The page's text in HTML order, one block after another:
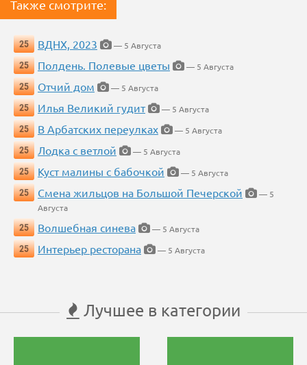
Также смотрите:
25 ВДНХ, 2023
— 5 Августа
25
Полдень. Полевые цветы
— 5 Августа
25
Отчий дом
— 5 Августа
25
Илья Великий гудит
— 5 Августа
25
В Арбатских переулках
— 5 Августа
25
Лодка с ветлой
— 5 Августа
25
Куст малины с бабочкой
— 5 Августа
25
Смена жильцов на Большой Печерской
— 5
Августа
25
Волшебная синева
— 5 Августа
25
Интерьер ресторана — 5 Августа
Лучшее в категории